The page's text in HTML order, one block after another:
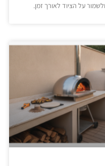
על הציוד לאורך זמן.